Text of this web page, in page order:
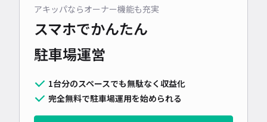
アキッパならオーナー機能も充実
スマホでかんたん
駐車場運営
1台分のスペースでも無駄なく収益化
完全無料で駐車場運用を始められる